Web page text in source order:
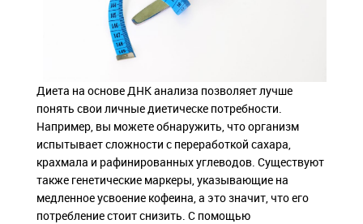
Диета на основе ДНК анализа позволяет лучше
понять свои личные диетическе потребности.
Например, вы можете обнаружить, что организм
испытывает сложности с переработкой сахара,
крахмала и рафинированных углеводов. Существуют
также генетические маркеры, указывающие на
медленное усвоение кофеина, а это значит, что его
потребление стоит снизить. С помощью